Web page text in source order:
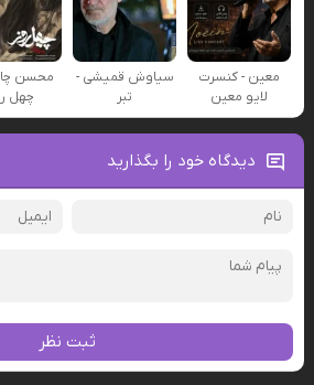
معین - کنسرت
لایو معین
سیاوش قمیشی -
تبر
محسن
چهل
دیدگاه خود را بگذارید
ثبت نظر